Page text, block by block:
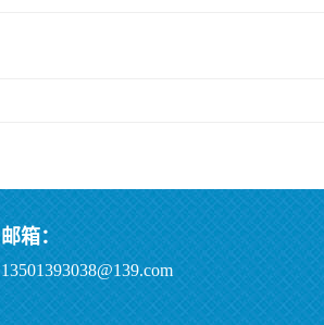
邮箱：
13501393038@139.com